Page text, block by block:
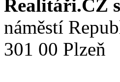
Realitáři.CZ
náměstí
301 00 Plzeň